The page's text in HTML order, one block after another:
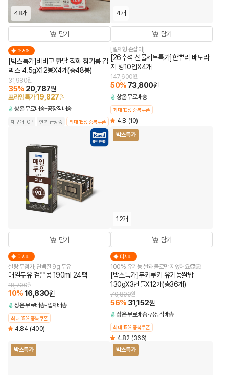
48개
담기
더세페
[박스특가]비비고 한달 직화 참기름 김
박스 4.5gX12봉X4개(총48봉)
31,980원
35% 20,787원
프라임특가19,827원
상온무료배송 공장직배송
재구매TOP 인기 급상승 최대 15% 중복쿠폰
4개
담기
[일체형 손잡이]
[26추석 선물세트특가]한뿌리 배도라
지 병10입X4개
147,600원
50% 73,800원
상온무료배송
최대 10% 중복쿠폰
4.8 (10)
담기
더세페
설탕 무첨가, 단백질 9g 두유
매일두유 검은콩 190ml 24팩
18,700원
10%16,830원
상온무료배송 업체배송
최대 15% 중복쿠폰
4.84 (400)
박스특가
12개
담기
더세페
100% 유기농 쌀과 물로만 지었어요🧒🏻
[박스특가]푸키루키 유기농쌀밥
130gX3번들X12개(총36개)
70,800원
56% 31,152원
상온무료배송 공장직배송
최대 15% 중복쿠폰
4.82 (366)
박스특가
박스특가